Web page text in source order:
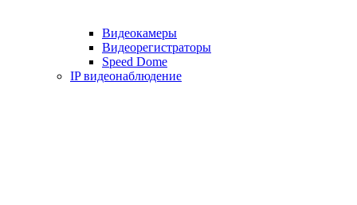
Видеокамеры
Видеорегистраторы
Speed Dome
IP видеонаблюдение